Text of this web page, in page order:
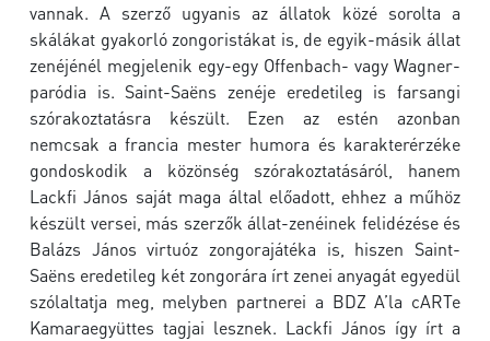
vannak. A szerző ugyanis az állatok közé sorolta a
skálákat gyakorló zongoristákat is, de egyik-másik állat
zenéjénél megjelenik egy-egy Offenbach- vagy Wagner-
paródia is. Saint-Saëns zenéje eredetileg is farsangi
szórakoztatásra készült. Ezen az estén azonban
nemcsak a francia mester humora és karakterérzéke
gondoskodik a közönség szórakoztatásáról, hanem
Lackfi János saját maga által előadott, ehhez a műhöz
készült versei, más szerzők állat-zenéinek felidézése és
Balázs János virtuóz zongorajátéka is, hiszen Saint-
Saëns eredetileg két zongorára írt zenei anyagát egyedül
szólaltatja meg, melyben partnerei a BDZ A’la cARTe
Kamaraegyüttes tagjai lesznek. Lackfi János így írt a